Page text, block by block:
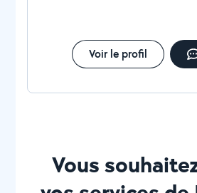
Voir le profil
Vous